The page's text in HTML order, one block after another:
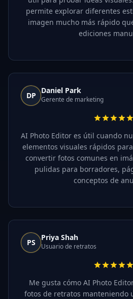
permite explorar diferentes
imagen mucho más rápido
ediciones
DP
Daniel Park
Gerente de marketing
AI Photo Editor es útil cuando
elementos visuales rápidos
convertir fotos comunes en
pulidas para borradores,
conceptos de
PS
Priya Shah
Usuario de retratos
Me gusta cómo AI Photo
fotos de retratos manteniendo